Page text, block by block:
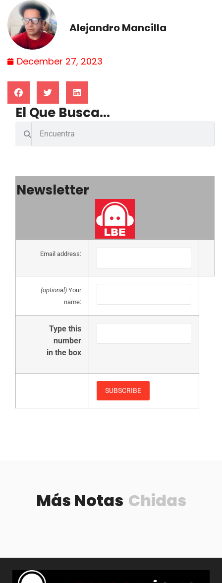
Alejandro Mancilla
December 27, 2023
El Que Busca...
Newsletter
Email address:
(optional) Your
name:
Type this
number
in the box
Más Notas Chidas